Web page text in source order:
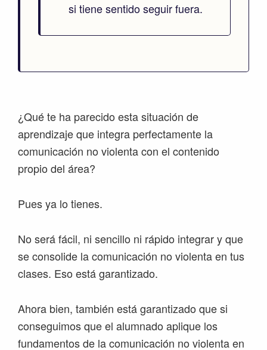
si tiene sentido seguir fuera.
¿Qué te ha parecido esta situación de
aprendizaje que integra perfectamente la
comunicación no violenta con el contenido
propio del área?
Pues ya lo tienes.
No será fácil, ni sencillo ni rápido integrar y que
se consolide la comunicación no violenta en tus
clases. Eso está garantizado.
Ahora bien, también está garantizado que si
conseguimos que el alumnado aplique los
fundamentos de la comunicación no violenta en